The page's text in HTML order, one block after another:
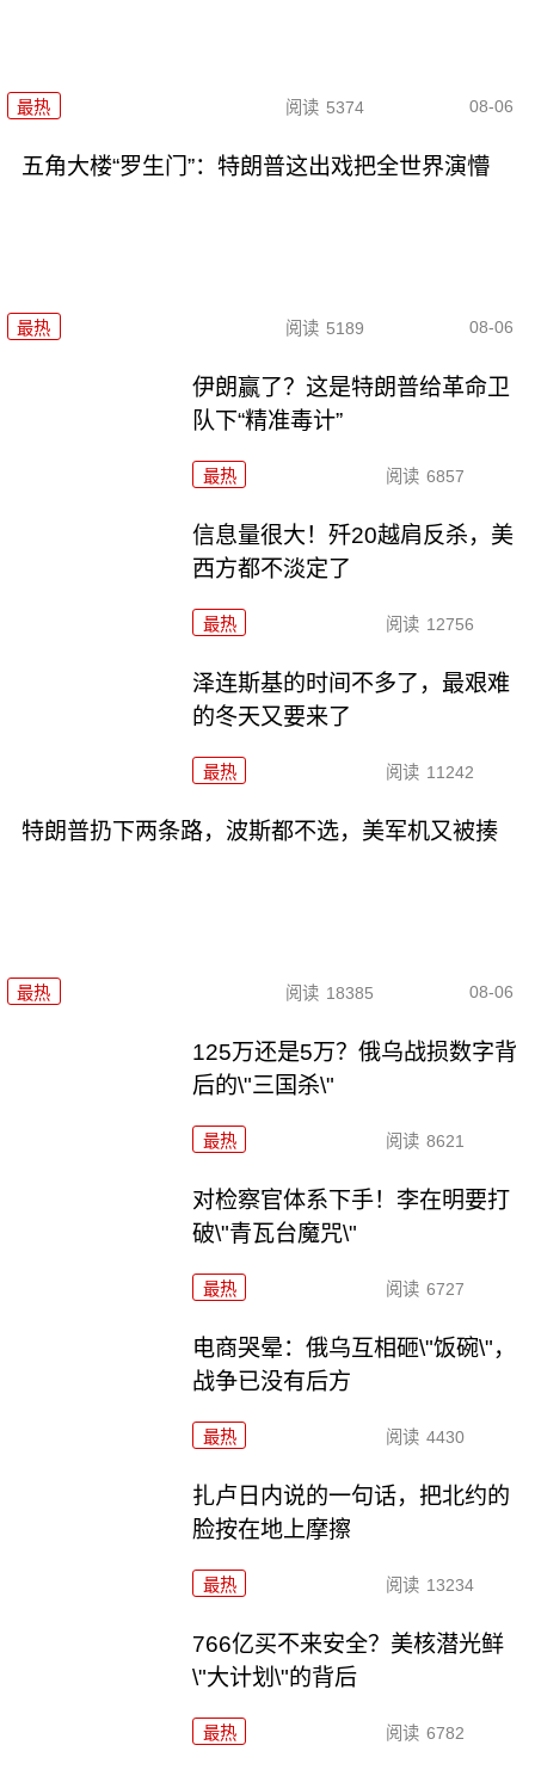
最热 阅读 5374 08-06
五角大楼“罗生门”：特朗普这出戏把全世界演懵
最热 阅读 5189 08-06
伊朗赢了？这是特朗普给革命卫
队下“精准毒计”
最热 阅读 6857
信息量很大！歼20越肩反杀，美
西方都不淡定了
最热 阅读 12756
泽连斯基的时间不多了，最艰难
的冬天又要来了
最热 阅读 11242
特朗普扔下两条路，波斯都不选，美军机又被揍
最热 阅读 18385 08-06
125万还是5万？俄乌战损数字背
后的\"三国杀\"
最热 阅读 8621
对检察官体系下手！李在明要打
破\"青瓦台魔咒\"
最热 阅读 6727
电商哭晕：俄乌互相砸\"饭碗\"，
战争已没有后方
最热 阅读 4430
扎卢日内说的一句话，把北约的
脸按在地上摩擦
最热 阅读 13234
766亿买不来安全？美核潜光鲜
\"大计划\"的背后
最热 阅读 6782